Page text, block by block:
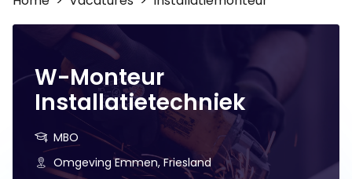
W-Monteur
Installatietechniek
MBO
Omgeving Emmen, Friesland